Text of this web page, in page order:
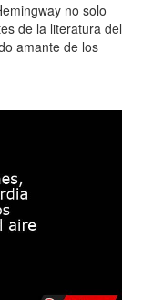
no solo
de la literatura del
amante de los